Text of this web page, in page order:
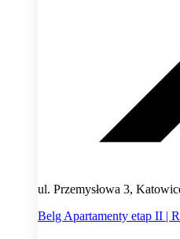
ul. Przemysłowa 3,
Belg Apartamenty etap II |